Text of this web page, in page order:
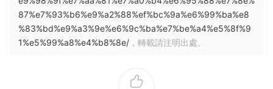
87%e7%93%b6%e9%a2%88%ef%bc%9a%e6%99%ba%e8
%83%bd%e9%a3%9e%e6%9c%ba%e7%be%a4%e5%8f%9
1%e5%99%a8%e4%b8%8e/ ，轉載請注明出處。